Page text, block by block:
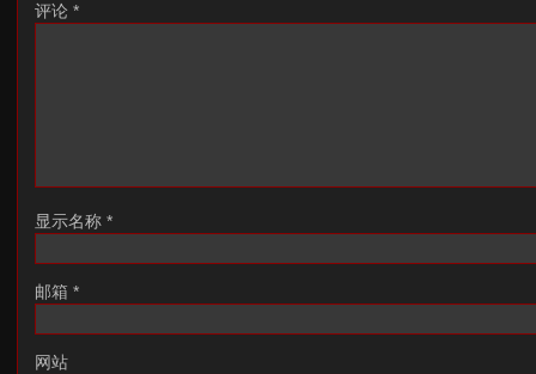
评论 *
显示名称 *
邮箱 *
网站